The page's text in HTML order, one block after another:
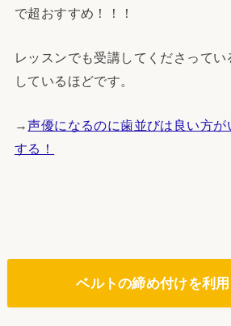
で超おすすめ！！！
レッスンでも受講してくださって
しているほどです。
→声優になるのに歯並びは良い方
する！
ベルトの締め付けを利